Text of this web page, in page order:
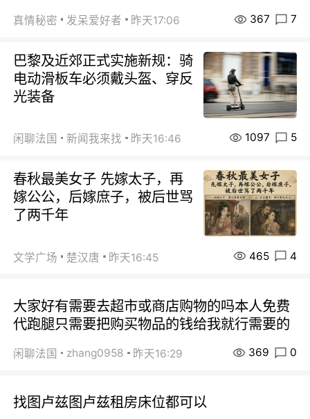
真情秘密 发呆爱好者 昨天17:06 367 7
巴黎及近郊正式实施新规：骑
电动滑板车必须戴头盔、穿反
光装备
闲聊法国 新闻我来找 昨天16:46 1097 5
春秋最美女子 先嫁太子，再
嫁公公，后嫁庶子，被后世骂
了两千年
文学广场 楚汉唐 昨天16:45 465 4
大家好有需要去超市或商店购物的吗本人免费
代跑腿只需要把购买物品的钱给我就行需要的
闲聊法国 zhang0958 昨天16:29 369 0
找图卢兹图卢兹租房床位都可以